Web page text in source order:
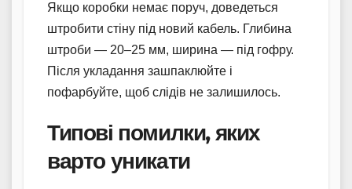
Якщо коробки немає поруч, доведеться
штробити стіну під новий кабель. Глибина
штроби — 20–25 мм, ширина — під гофру.
Після укладання зашпаклюйте і
пофарбуйте, щоб слідів не залишилось.
Типові помилки, яких
варто уникати